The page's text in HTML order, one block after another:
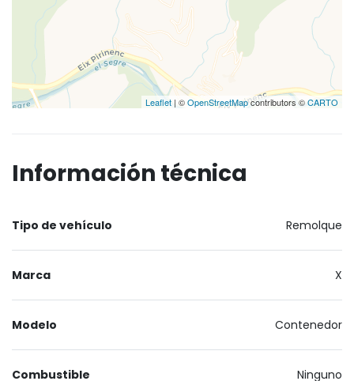
Leaflet | ©OpenStreetMapcontributors ©CARTO
Información técnica
Tipo de vehículo Remolque
Marca X
Modelo Contenedor
Combustible Ninguno